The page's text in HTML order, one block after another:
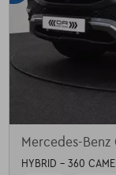
Mercedes-Benz
HYBRID - 360